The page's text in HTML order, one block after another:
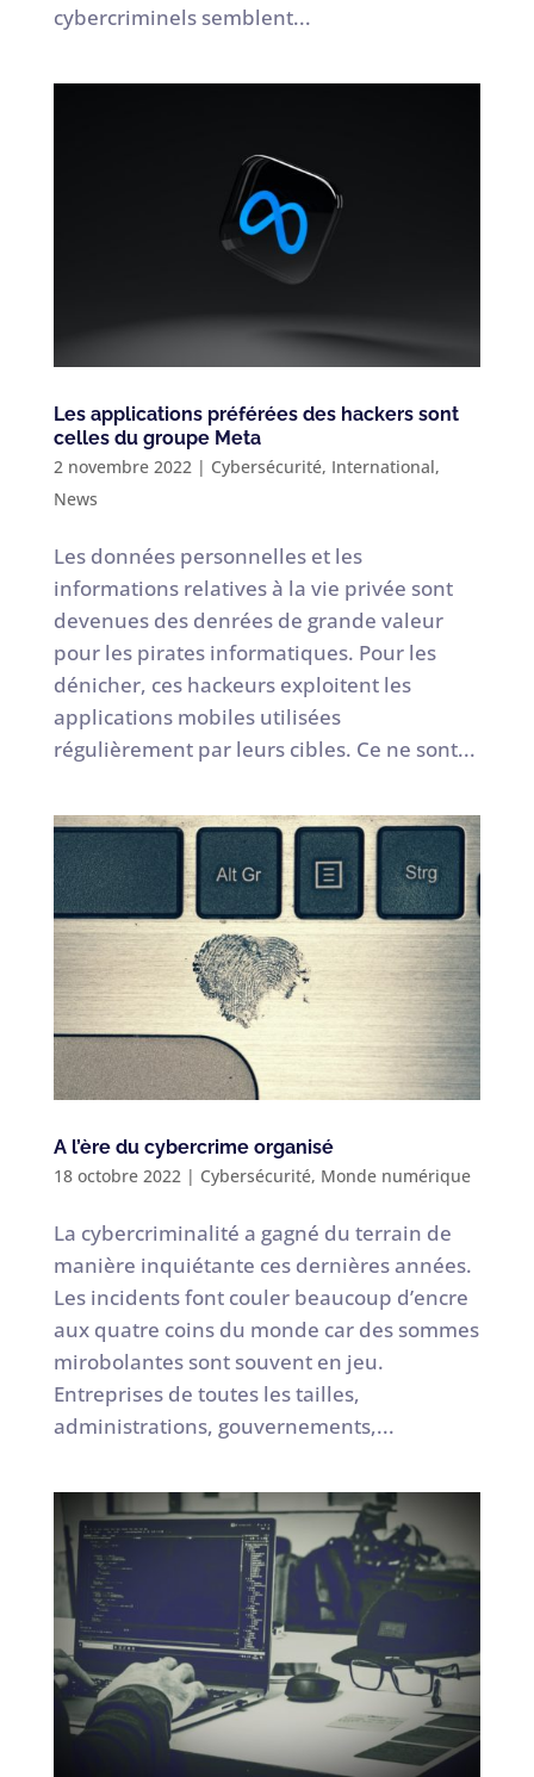
cybercriminels semblent...
Les applications préférées des hackers sont
celles du groupe Meta
2 novembre 2022| Cybersécurité, International,
News
Les données personnelles et les
informations relatives à la vie privée sont
devenues des denrées de grande valeur
pour les pirates informatiques. Pour les
dénicher, ces hackeurs exploitent les
applications mobiles utilisées
régulièrement par leurs cibles. Ce ne sont...
A l’ère du cybercrime organisé
18 octobre 2022 | Cybersécurité, Monde numérique
La cybercriminalité a gagné du terrain de
manière inquiétante ces dernières années.
Les incidents font couler beaucoup d’encre
aux quatre coins du monde car des sommes
mirobolantes sont souvent en jeu.
Entreprises de toutes les tailles,
administrations, gouvernements,...